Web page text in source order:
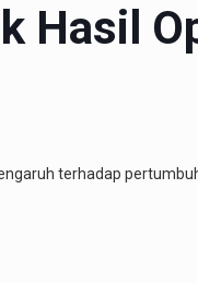
Hasil
terhadap